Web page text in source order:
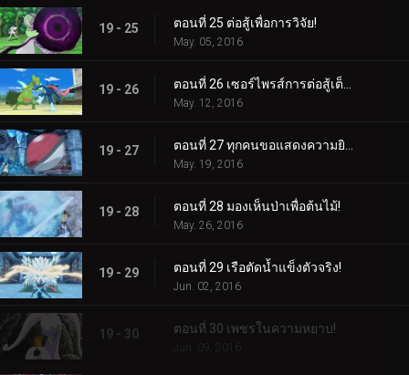
19 - 25 ตอนที่ 25 ต่อสู้เพื่อการวิจัย!
May. 05, 2016
19 - 26
May. 12, 2016
19 - 27
May. 19, 2016
19 - 28 ตอนที่ 28 มองเห็นป่าเพื่อต้นไม้!
May. 26, 2016
19 - 29 ตอนที่ 29 เรือตัดน้ำแข็งตัวจริง!
Jun. 02, 2016
19 - 30 ตอนที่ 30 เพชรในความหยาบ!
Jun. 09, 2016